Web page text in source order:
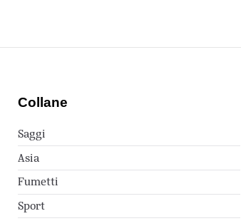
Collane
Saggi
Asia
Fumetti
Sport